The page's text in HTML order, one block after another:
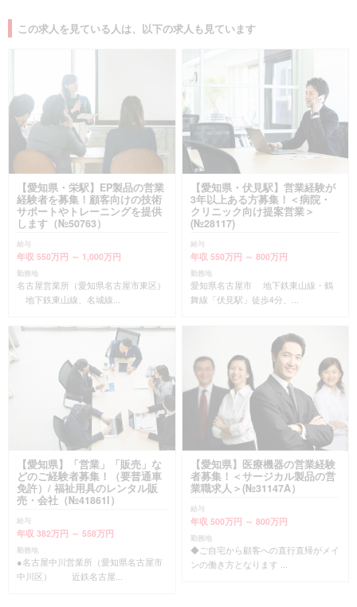
この求人を見ている人は、以下の求人も見ています
【愛知県・栄駅】EP製品の営業
経験者を募集！顧客向けの技術
サポートやトレーニングを提供
します（№50763）
給与
年収 550万円 ～ 1,000万円
勤務地
名古屋営業所（愛知県名古屋市東区）
地下鉄東山線、名城線...
【愛知県・伏見駅】営業経験が
3年以上ある方募集！＜病院・
クリニック向け提案営業＞
(№28117)
給与
年収 550万円 ～ 800万円
勤務地
愛知県名古屋市 地下鉄東山線・鶴
舞線「伏見駅」徒歩4分、...
【愛知県】「営業」「販売」な
どのご経験者募集！（要普通車
免許）/ 福祉用具のレンタル販
売・会社（№41861I）
給与
年収 382万円 ～ 558万円
勤務地
●名古屋中川営業所（愛知県名古屋市
中川区） 近鉄名古屋...
【愛知県】医療機器の営業経験
者募集！＜サージカル製品の営
業職求人＞(№31147A）
給与
年収 500万円 ～ 800万円
勤務地
◆ご自宅から顧客への直行直帰がメイ
ンの働き方となります ...